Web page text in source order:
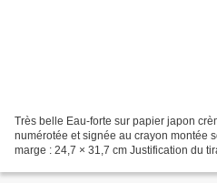
Très belle Eau-forte sur papier japon
numérotée et signée au crayon montée
marge : 24,7 × 31,7 cm Justification du